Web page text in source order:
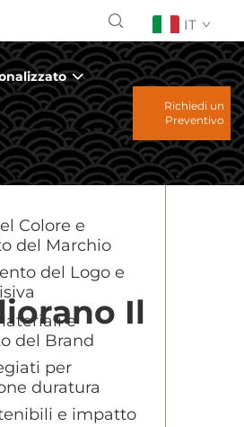
IT
Richiedi un
Preventivo
Il
della
nel
che
del
Colore e
del Marchio
del Logo e
e
del Brand
per
duratura
e impatto